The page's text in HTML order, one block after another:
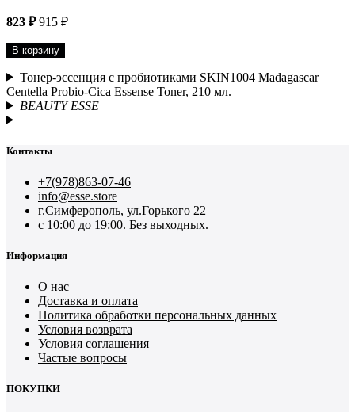
823 ₽ 915 ₽
В корзину
Тонер-эссенция с пробиотиками SKIN1004 Madagascar
Centella Probio-Cica Essense Toner, 210 мл.
BEAUTY ESSE
Контакты
+7(978)863-07-46
info@esse.store
г.Симферополь, ул.Горького 22
с 10:00 до 19:00. Без выходных.
Информация
О нас
Доставка и оплата
Политика обработки персональных данных
Условия возврата
Условия соглашения
Частые вопросы
ПОКУПКИ